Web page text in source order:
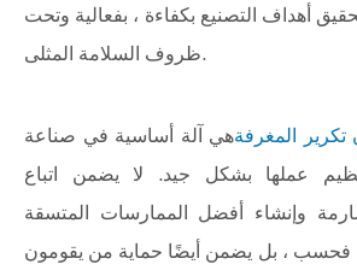
أهداف التصنيع بكفاءة ، بفعالية وتحت
ظروف السلامة المثلى.
المغرفةهي آلة أساسية في صناعة
عملها بشكل جيد. لا يضمن اتباع
وإنشاء أفضل الممارسات المتسقة
فحسب ، بل يضمن أيضًا حماية من يقومون